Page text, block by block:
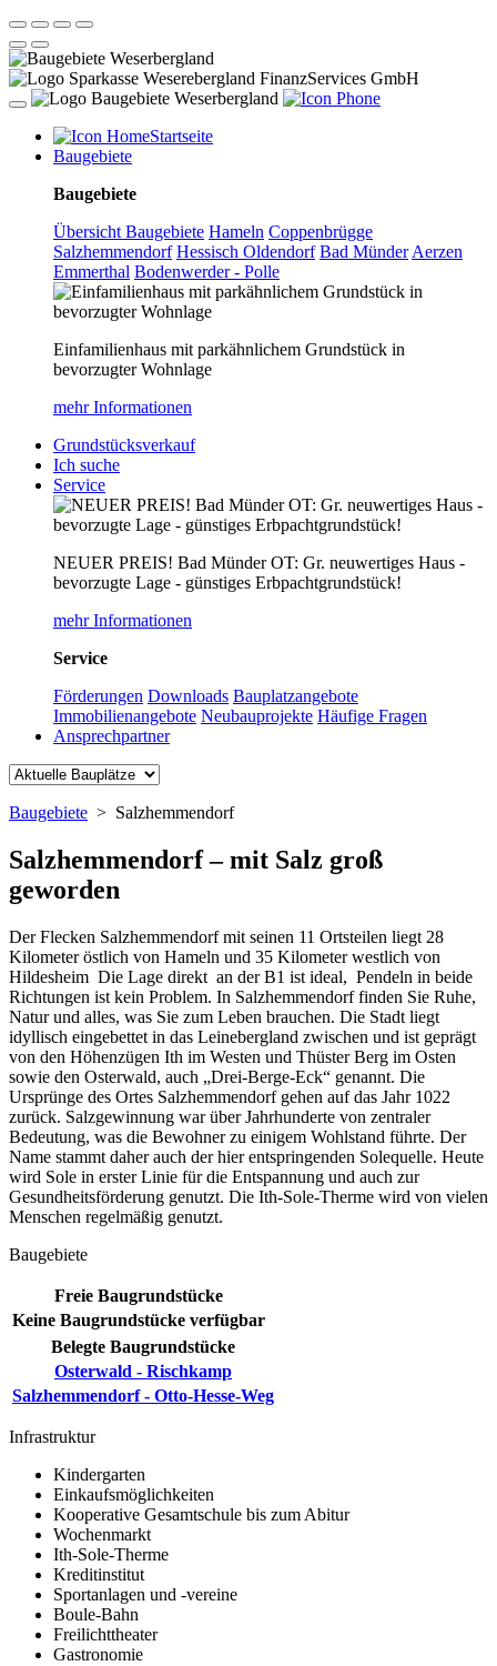
Startseite
Baugebiete
Baugebiete
Übersicht Baugebiete Hameln Coppenbrügge
Salzhemmendorf Hessisch Oldendorf Bad Münder Aerzen
Emmerthal Bodenwerder - Polle
Einfamilienhaus mit parkähnlichem Grundstück in
bevorzugter Wohnlage
mehr Informationen
Grundstücksverkauf
Ich suche
Service
NEUER PREIS! Bad Münder OT: Gr. neuwertiges Haus -
bevorzugte Lage - günstiges Erbpachtgrundstück!
mehr Informationen
Service
Förderungen Downloads Bauplatzangebote
Immobilienangebote Neubauprojekte Häufige Fragen
Ansprechpartner
Baugebiete > Salzhemmendorf
Salzhemmendorf – mit Salz groß
geworden
Der Flecken Salzhemmendorf mit seinen 11 Ortsteilen liegt 28
Kilometer östlich von Hameln und 35 Kilometer westlich von
Hildesheim Die Lage direkt an der B1 ist ideal, Pendeln in beide
Richtungen ist kein Problem. In Salzhemmendorf finden Sie Ruhe,
Natur und alles, was Sie zum Leben brauchen. Die Stadt liegt
idyllisch eingebettet in das Leinebergland zwischen und ist geprägt
von den Höhenzügen Ith im Westen und Thüster Berg im Osten
sowie den Osterwald, auch „Drei-Berge-Eck“ genannt. Die
Ursprünge des Ortes Salzhemmendorf gehen auf das Jahr 1022
zurück. Salzgewinnung war über Jahrhunderte von zentraler
Bedeutung, was die Bewohner zu einigem Wohlstand führte. Der
Name stammt daher auch der hier entspringenden Solequelle. Heute
wird Sole in erster Linie für die Entspannung und auch zur
Gesundheitsförderung genutzt. Die Ith-Sole-Therme wird von vielen
Menschen regelmäßig genutzt.
Baugebiete
Freie Baugrundstücke
Keine Baugrundstücke verfügbar
Belegte Baugrundstücke
Osterwald - Rischkamp
Salzhemmendorf - Otto-Hesse-Weg
Infrastruktur
Kindergarten
Einkaufsmöglichkeiten
Kooperative Gesamtschule bis zum Abitur
Wochenmarkt
Ith-Sole-Therme
Kreditinstitut
Sportanlagen und -vereine
Boule-Bahn
Freilichttheater
Gastronomie